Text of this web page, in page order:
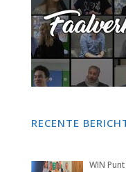
RECENTE
WIN